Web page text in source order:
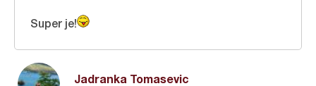
Jadranka Tomasevic
Super je!